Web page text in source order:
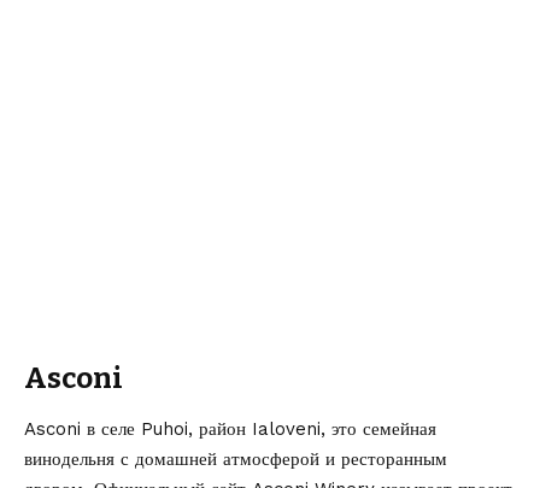
Asconi
Asconi в селе Puhoi, район Ialoveni, это семейная
винодельня с домашней атмосферой и ресторанным